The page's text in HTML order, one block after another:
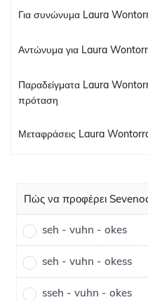
Για συνώνυμα Laura
Αντώνυμα για Laura
Παραδείγματα Laura
πρόταση
Μεταφράσεις Laura
Πώς να προφέρει
seh - vuhn - okes
seh - vuhn - okess
sseh - vuhn - okes